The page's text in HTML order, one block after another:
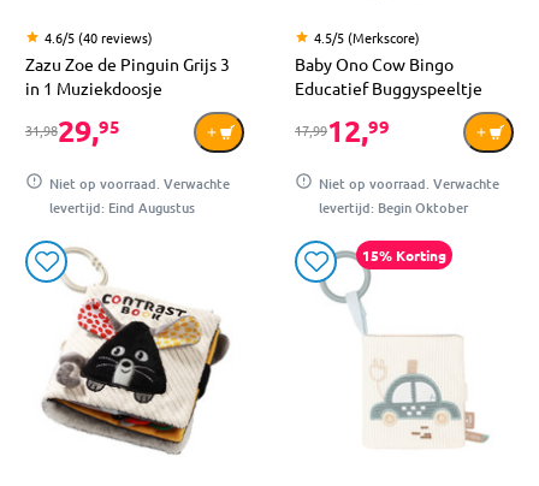
4.6/5 (40 reviews)
Zazu Zoe de Pinguin Grijs 3
in 1 Muziekdoosje
31,9829,95
Niet op voorraad. Verwachte
levertijd: Eind Augustus
4.5/5 (Merkscore)
Baby Ono Cow Bingo
Educatief Buggyspeeltje
17,9912,99
Niet op voorraad. Verwachte
levertijd: Begin Oktober
15% Korting